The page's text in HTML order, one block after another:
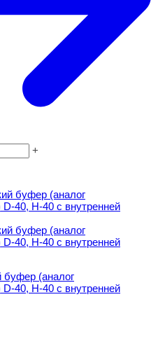
+
буфер (аналог K0573.04004055
буфер (аналог
40, H-40 с внутренней